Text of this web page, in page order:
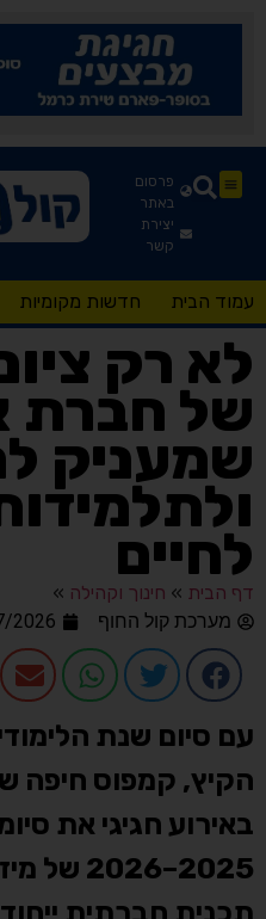
פרסום
באתר
יצירת
קשר
עמוד הבית חדשות מקומיות
לא רק
של חברת
שמעניק
לחיים
דף הבית » חינוך וקהילה »
מערכת קול החוף
2026
עם סיום שנת
הקיץ, קמפוס חיפה
באירוע חגיגי את